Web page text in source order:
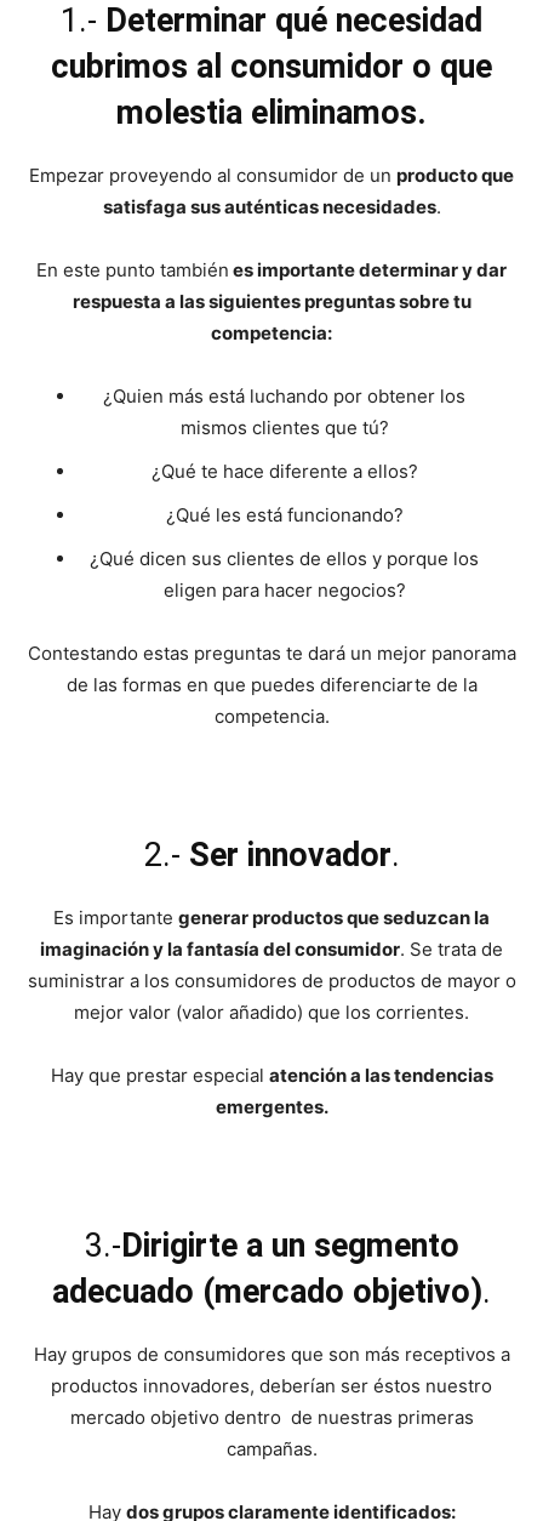
1.- Determinar qué necesidad
cubrimos al consumidor o que
molestia eliminamos.
Empezar proveyendo al consumidor de un producto que
satisfaga sus auténticas necesidades.
En este punto también es importante determinar y dar
respuesta a las siguientes preguntas sobre tu
competencia:
¿Quien más está luchando por obtener los
mismos clientes que tú?
¿Qué te hace diferente a ellos?
¿Qué les está funcionando?
¿Qué dicen sus clientes de ellos y porque los
eligen para hacer negocios?
Contestando estas preguntas te dará un mejor panorama
de las formas en que puedes diferenciarte de la
competencia.
2.- Ser innovador.
Es importante generar productos que seduzcan la
imaginación y la fantasía del consumidor. Se trata de
suministrar a los consumidores de productos de mayor o
mejor valor (valor añadido) que los corrientes.
Hay que prestar especial atención a las tendencias
emergentes.
3.-Dirigirte a un segmento
adecuado (mercado objetivo).
Hay grupos de consumidores que son más receptivos a
productos innovadores, deberían ser éstos nuestro
mercado objetivo dentro de nuestras primeras
campañas.
Hay dos grupos claramente identificados: